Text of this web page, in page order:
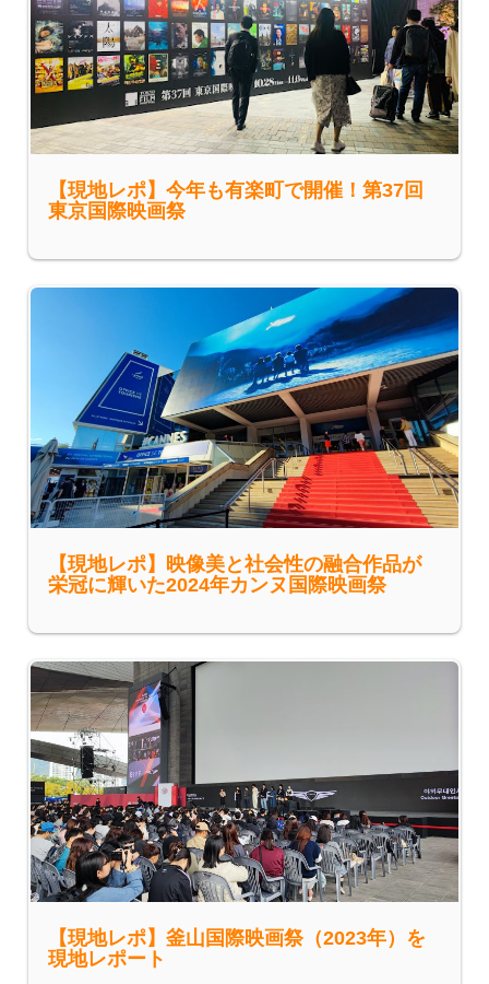
【現地レポ】今年も有楽町で開催！第37回
東京国際映画祭
【現地レポ】映像美と社会性の融合作品が
栄冠に輝いた2024年カンヌ国際映画祭
【現地レポ】釜山国際映画祭（2023年）を
現地レポート